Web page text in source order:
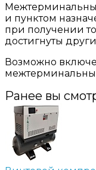
и пунктом
при получении
достигнуты
Возможно
межтерминальных
Ранее вы